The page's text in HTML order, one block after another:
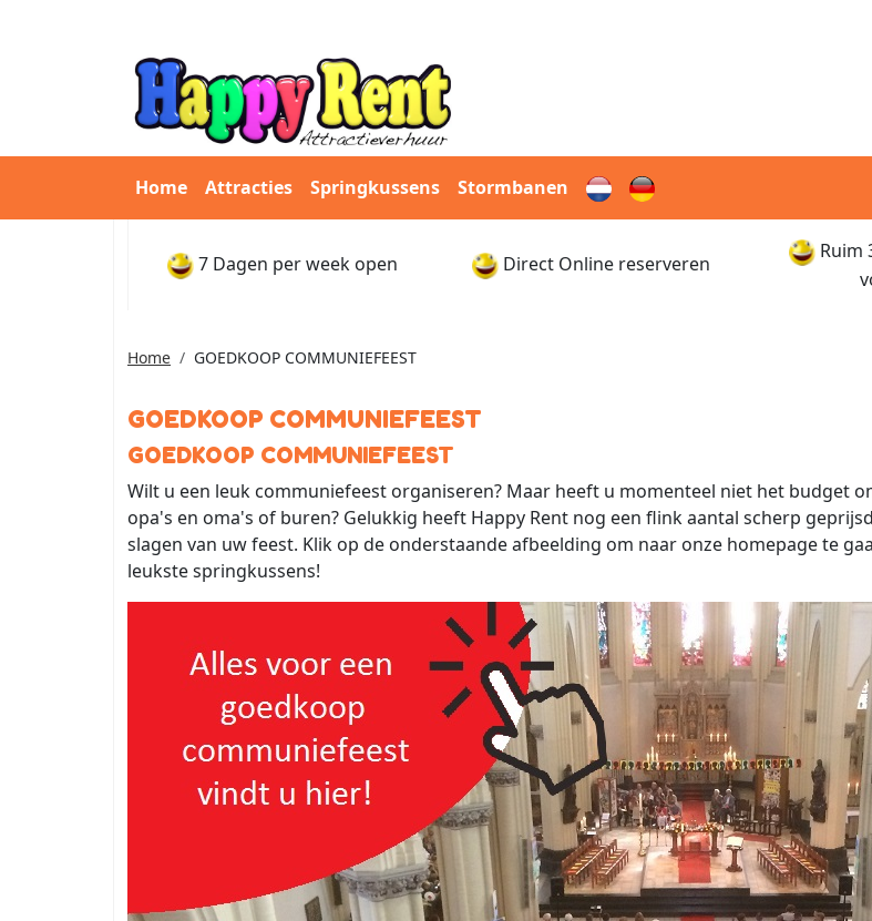
Home Attracties Springkussens Stormbanen
7 Dagen per week open Direct Online reserveren
Ruim
Home GOEDKOOP COMMUNIEFEEST
GOEDKOOP COMMUNIEFEEST
GOEDKOOP COMMUNIEFEEST
Wilt u een leuk communiefeest organiseren? Maar heeft u momenteel niet het budget
opa's en oma's of buren? Gelukkig heeft Happy Rent nog een flink aantal scherp
slagen van uw feest. Klik op de onderstaande afbeelding om naar onze homepage te
leukste springkussens!